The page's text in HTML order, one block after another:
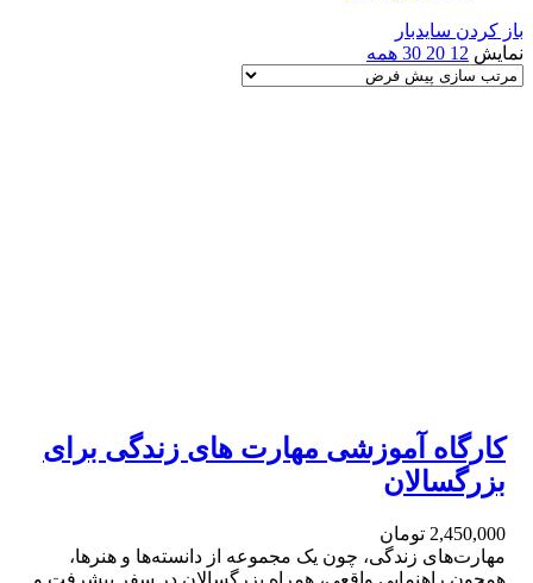
باز کردن سایدبار
نمایش 12
20
30 همه
کارگاه آموزشی مهارت های زندگی برای
بزرگسالان
2,450,000 تومان
مهارت‌های زندگی، چون یک مجموعه از دانسته‌ها و هنرها،
همچون راهنمایی واقعی، همراه بزرگسالان در سفر پیشرفت و